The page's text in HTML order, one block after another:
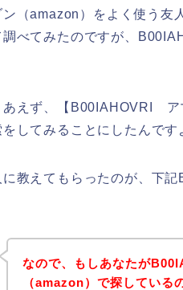
ン（amazon）をよく使う
調べてみたのですが、
あえず、【B00IAHOVRI
してみることにしたんです
に教えてもらったのが、下
なので、もしあなたが
（amazon）で探している